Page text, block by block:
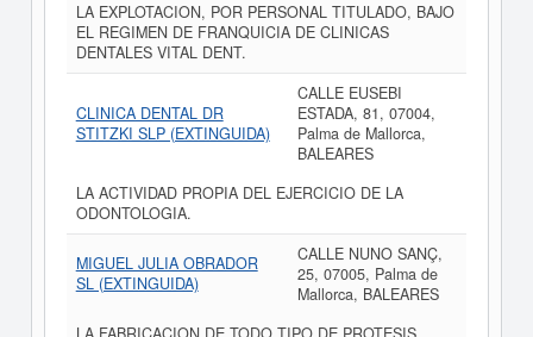
LA EXPLOTACION, POR PERSONAL TITULADO, BAJO
EL REGIMEN DE FRANQUICIA DE CLINICAS
DENTALES VITAL DENT.
CLINICA DENTAL DR
STITZKI SLP (EXTINGUIDA)
CALLE EUSEBI
ESTADA, 81, 07004,
Palma de Mallorca,
BALEARES
LA ACTIVIDAD PROPIA DEL EJERCICIO DE LA
ODONTOLOGIA.
MIGUEL JULIA OBRADOR
SL (EXTINGUIDA)
CALLE NUNO SANÇ,
25, 07005, Palma de
Mallorca, BALEARES